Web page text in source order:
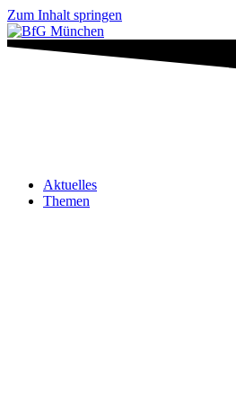
Zum Inhalt springen
Aktuelles
Themen